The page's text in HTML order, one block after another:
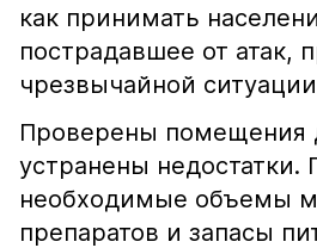
как принимать
пострадавшее от атак,
чрезвычайной
Проверены помещения
устранены недостатки.
необходимые объемы
препаратов и запасы